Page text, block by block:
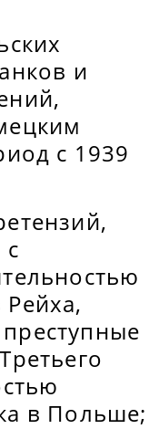
и
с 1939
в Польше;